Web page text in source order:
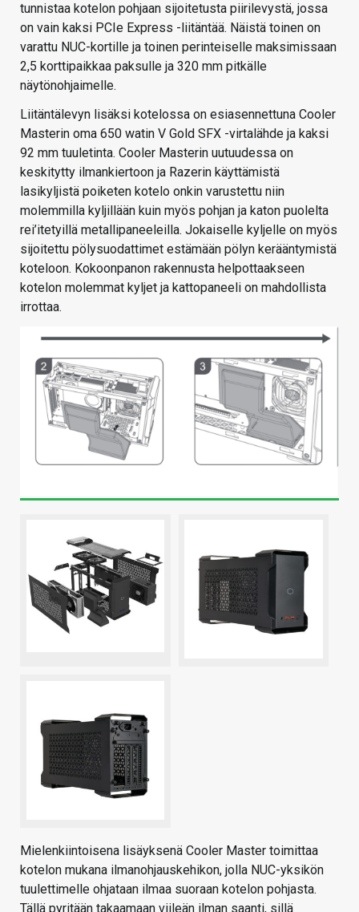
tunnistaa kotelon pohjaan sijoitetusta piirilevystä, jossa
on vain kaksi PCIe Express -liitäntää. Näistä toinen on
varattu NUC-kortille ja toinen perinteiselle maksimissaan
2,5 korttipaikkaa paksulle ja 320 mm pitkälle
näytönohjaimelle.
Liitäntälevyn lisäksi kotelossa on esiasennettuna Cooler
Masterin oma 650 watin V Gold SFX -virtalähde ja kaksi
92 mm tuuletinta. Cooler Masterin uutuudessa on
keskitytty ilmankiertoon ja Razerin käyttämistä
lasikyljistä poiketen kotelo onkin varustettu niin
molemmilla kyljillään kuin myös pohjan ja katon puolelta
rei’itetyillä metallipaneeleilla. Jokaiselle kyljelle on myös
sijoitettu pölysuodattimet estämään pölyn kerääntymistä
koteloon. Kokoonpanon rakennusta helpottaakseen
kotelon molemmat kyljet ja kattopaneeli on mahdollista
irrottaa.
Mielenkiintoisena lisäyksenä Cooler Master toimittaa
kotelon mukana ilmanohjauskehikon, jolla NUC-yksikön
tuulettimelle ohjataan ilmaa suoraan kotelon pohjasta.
Tällä pyritään takaamaan viileän ilman saanti, sillä